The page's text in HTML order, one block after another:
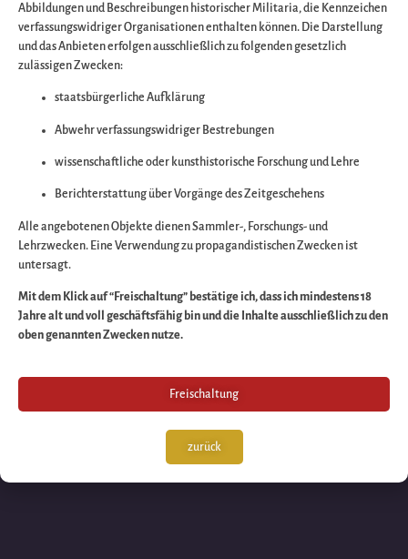
Entschuldigen Sie
bitte die
Wir arbeiten an
großartigen Sache
schauen Sie bald
wieder vorbei!
Abbildungen und Beschreibungen historischer Militaria, die Kennzeichen
verfassungswidriger Organisationen enthalten können. Die Darstellung
und das Anbieten erfolgen ausschließlich zu folgenden gesetzlich
zulässigen Zwecken:
staatsbürgerliche Aufklärung
Abwehr verfassungswidriger Bestrebungen
wissenschaftliche oder kunsthistorische Forschung und Lehre
Berichterstattung über Vorgänge des Zeitgeschehens
Alle angebotenen Objekte dienen Sammler-, Forschungs- und
Lehrzwecken. Eine Verwendung zu propagandistischen Zwecken ist
untersagt.
Mit dem Klick auf “Freischaltung” bestätige ich, dass ich mindestens 18
Jahre alt und voll geschäftsfähig bin und die Inhalte ausschließlich zu den
oben genannten Zwecken nutze.
Freischaltung
zurück